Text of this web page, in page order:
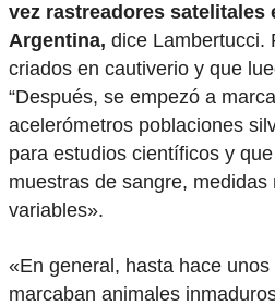
vez rastreadores satelitales
Argentina, dice Lambertucci.
criados en cautiverio y que
“Después, se empezó a
acelerómetros poblaciones
para estudios científicos y
muestras de sangre,
variables».
«En general, hasta hace
marcaban animales